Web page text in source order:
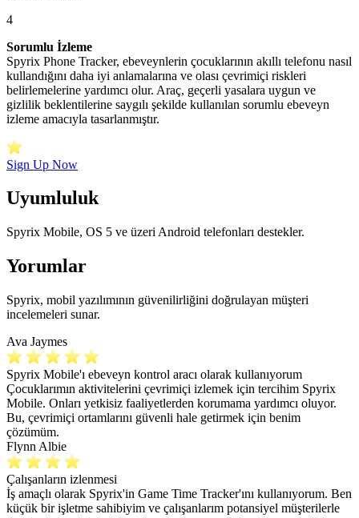
4
Sorumlu İzleme
Spyrix Phone Tracker, ebeveynlerin çocuklarının akıllı telefonu nasıl
kullandığını daha iyi anlamalarına ve olası çevrimiçi riskleri
belirlemelerine yardımcı olur. Araç, geçerli yasalara uygun ve
gizlilik beklentilerine saygılı şekilde kullanılan sorumlu ebeveyn
izleme amacıyla tasarlanmıştır.
Sign Up Now
Uyumluluk
Spyrix Mobile, OS 5 ve üzeri Android telefonları destekler.
Yorumlar
Spyrix, mobil yazılımının güvenilirliğini doğrulayan müşteri
incelemeleri sunar.
Ava Jaymes
Spyrix Mobile'ı ebeveyn kontrol aracı olarak kullanıyorum
Çocuklarımın aktivitelerini çevrimiçi izlemek için tercihim Spyrix
Mobile. Onları yetkisiz faaliyetlerden korumama yardımcı oluyor.
Bu, çevrimiçi ortamlarını güvenli hale getirmek için benim
çözümüm.
Flynn Albie
Çalışanların izlenmesi
İş amaçlı olarak Spyrix'in Game Time Tracker'ını kullanıyorum. Ben
küçük bir işletme sahibiyim ve çalışanlarım potansiyel müşterilerle